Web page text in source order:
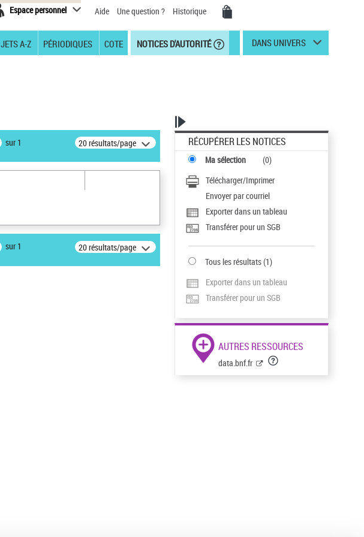
Espace personnel Aide Une question ? Historique
A-Z PÉRIODIQUES COTE NOTICES D'AUTORITÉ DANS UNIVERS
sur 1 20 résultats/page
sur 1 20 résultats/page
RÉCUPÉRER LES NOTICES
Ma sélection (0)
Télécharger/Imprimer
Envoyer par courriel
Exporter dans un tableau
Transférer pour un SGB
Tous les résultats(1)
Exporter dans un tableau
Transférer pour un SGB
AUTRES RESSOURCES
data.bnf.fr